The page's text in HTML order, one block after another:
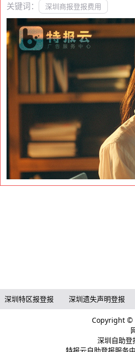
关键词： 深圳商报登报费用
深圳特区报登报 深圳遗失声明登报
Copyright ©
深圳自助登